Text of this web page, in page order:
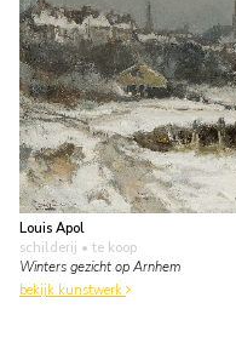
Louis Apol
schilderij • te koop
Winters gezicht op Arnhem
bekijk kunstwerk